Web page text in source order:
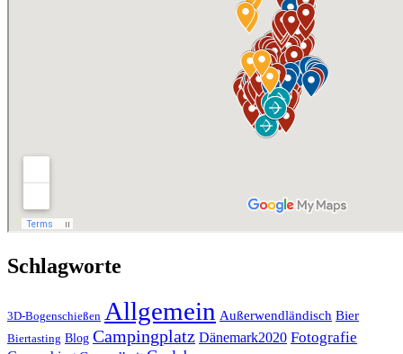
Schlagworte
3D-Bogenschießen Allgemein Außerwendländisch Bier
Biertasting Blog Campingplatz Dänemark2020 Fotografie